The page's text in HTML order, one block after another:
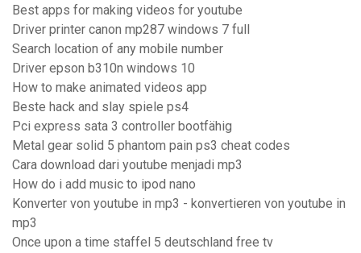
Best apps for making videos for youtube
Driver printer canon mp287 windows 7 full
Search location of any mobile number
Driver epson b310n windows 10
How to make animated videos app
Beste hack and slay spiele ps4
Pci express sata 3 controller bootfähig
Metal gear solid 5 phantom pain ps3 cheat codes
Cara download dari youtube menjadi mp3
How do i add music to ipod nano
Konverter von youtube in mp3 - konvertieren von youtube in
mp3
Once upon a time staffel 5 deutschland free tv